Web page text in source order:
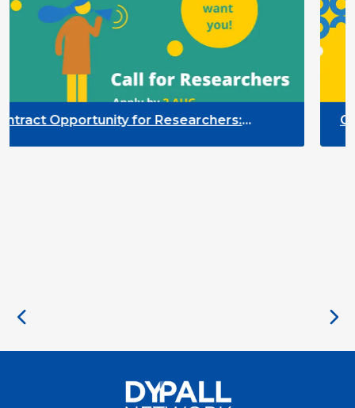
Contract Opportunity for